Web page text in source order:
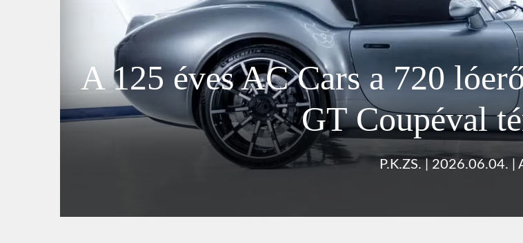
A 125 éves AC Cars a 720
GT Coupéval
P.K.ZS. 2026.06.04.